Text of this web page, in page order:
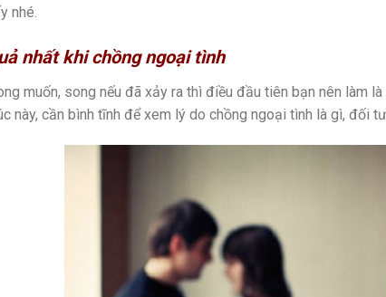
nhé.
nhất khi chồng ngoại tình
muốn, song nếu đã xảy ra thì điều đầu tiên bạn nên
này, cần bình tĩnh để xem lý do chồng ngoại tình là gì, đối